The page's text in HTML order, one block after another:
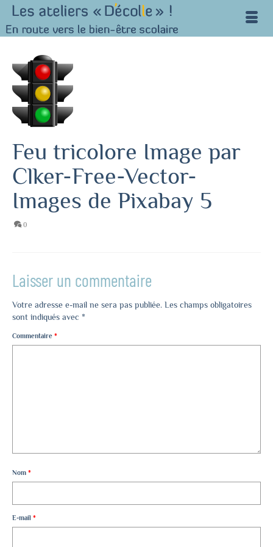
Feu tricolore Image par
Clker-Free-Vector-
Images de Pixabay 5
0
Laisser un commentaire
Votre adresse e-mail ne sera pas publiée. Les champs obligatoires
sont indiqués avec *
Commentaire *
Nom *
E-mail *